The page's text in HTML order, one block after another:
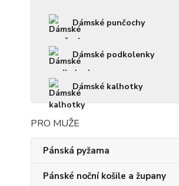
Dámské punčochy
Dámské podkolenky
Dámské kalhotky
PRO MUŽE
Pánská pyžama
Pánské noční košile a župany